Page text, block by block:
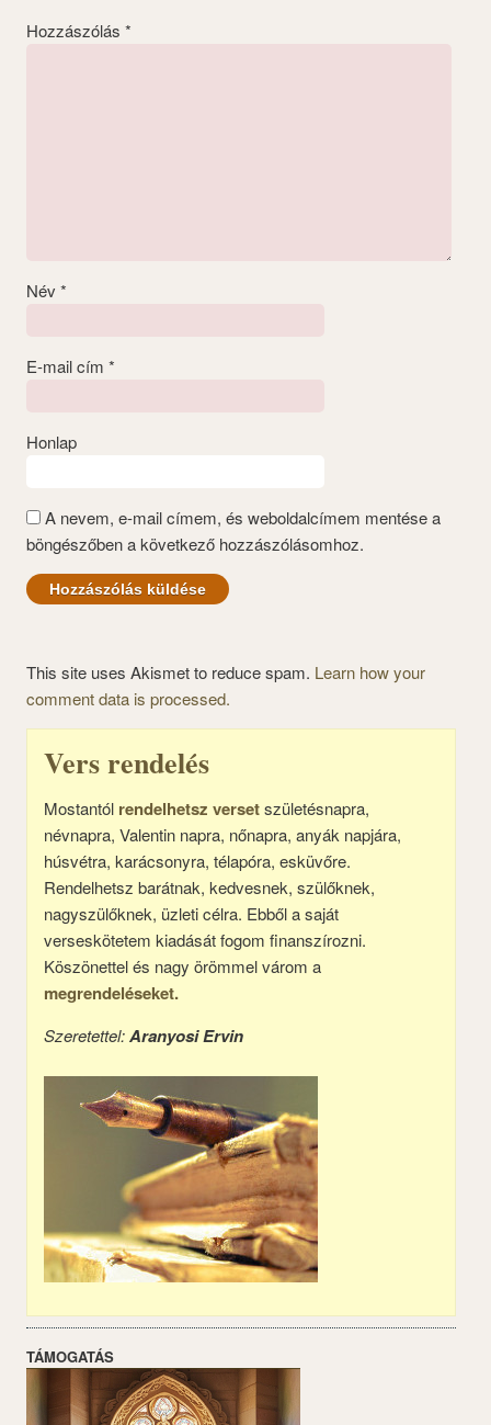
Hozzászólás *
Név *
E-mail cím *
Honlap
A nevem, e-mail címem, és weboldalcímem mentése a
böngészőben a következő hozzászólásomhoz.
This site uses Akismet to reduce spam. Learn how your
comment data is processed.
Vers rendelés
Mostantól rendelhetsz versetszületésnapra,
névnapra, Valentin napra, nőnapra, anyák napjára,
húsvétra, karácsonyra, télapóra, esküvőre.
Rendelhetsz barátnak, kedvesnek, szülőknek,
nagyszülőknek, üzleti célra. Ebből a saját
verseskötetem kiadását fogom finanszírozni.
Köszönettel és nagy örömmel várom a
megrendeléseket.
Szeretettel:Aranyosi Ervin
TÁMOGATÁS